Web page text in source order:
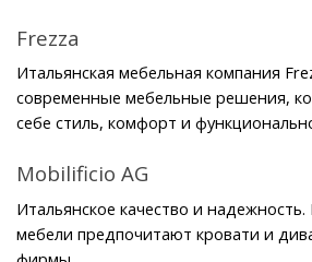
Frezza
Итальянская мебельная компания
современные мебельные решения,
себе стиль, комфорт и
Mobilificio AG
Итальянское качество и
мебели предпочитают кровати и